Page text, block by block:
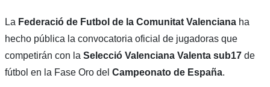
La Federació de Futbol de la Comunitat Valencianaha
hecho pública la convocatoria oficial de jugadoras que
competirán con la Selecció Valenciana Valenta sub17 de
fútbol en la Fase Oro del Campeonato de España.